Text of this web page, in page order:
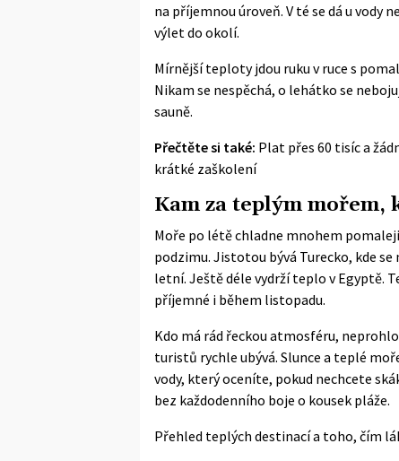
na příjemnou úroveň. V té se dá u
výlet do okolí.
Mírnější teploty jdou ruku v ruce s
Nikam se nespěchá, o lehátko se
sauně.
Přečtěte si také: Plat přes 60 tisíc a
krátké zaškolení
Kam za teplým mořem,
Moře po létě chladne mnohem
podzimu. Jistotou bývá Turecko, kde
letní. Ještě déle vydrží teplo v Egyptě.
příjemné i během listopadu.
Kdo má rád řeckou atmosféru,
turistů rychle ubývá. Slunce a teplé
vody, který oceníte, pokud nechcete
bez každodenního boje o kousek pláže.
Přehled teplých destinací a toho, čím